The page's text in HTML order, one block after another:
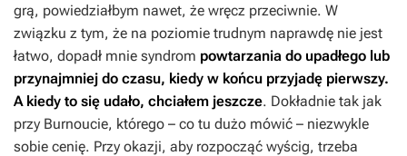
grą, powiedziałbym nawet, że wręcz przeciwnie. W
związku z tym, że na poziomie trudnym naprawdę nie jest
łatwo, dopadł mnie syndrom powtarzania do upadłego lub
przynajmniej do czasu, kiedy w końcu przyjadę pierwszy.
A kiedy to się udało, chciałem jeszcze. Dokładnie tak jak
przy Burnoucie, którego – co tu dużo mówić – niezwykle
sobie cenię. Przy okazji, aby rozpocząć wyścig, trzeba